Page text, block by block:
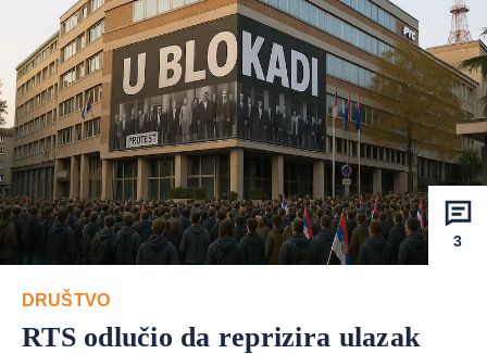
3
DRUŠTVO
RTS odlučio da reprizira ulazak